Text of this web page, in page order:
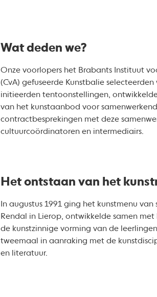
Wat deden we?
Onze voorlopers het Brabants Instituut
(CvA) gefuseerde Kunstbalie
initieerden tentoonstellingen,
van het kunstaanbod voor
contractbesprekingen met deze
cultuurcoördinatoren en intermediairs.
Het ontstaan van het
In augustus 1991 ging het kunstmenu
Rendal in Lierop, ontwikkelde samen
de kunstzinnige vorming van de
tweemaal in aanraking met de
en literatuur.